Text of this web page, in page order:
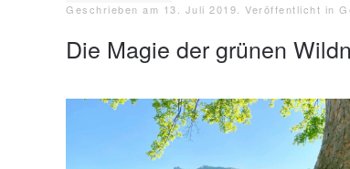
Geschrieben am 13. Juli 2019 . Veröffentlicht in
Die Magie der grünen